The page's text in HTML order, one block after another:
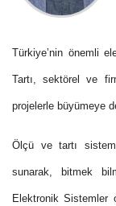
Türkiye’nin önemli
Tartı, sektörel ve
projelerle büyümeye
Ölçü ve tartı
sunarak, bitmek
Elektronik Sistemler